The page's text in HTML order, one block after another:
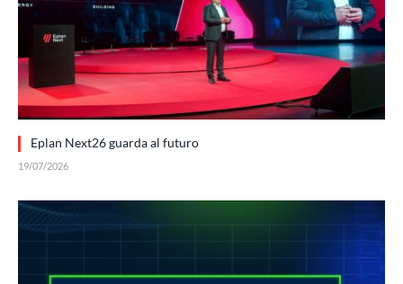
Eplan Next26 guarda al futuro
19/07/2026